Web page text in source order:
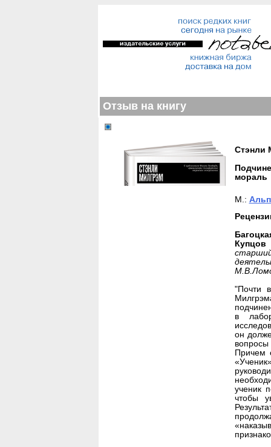
Отзыв на книгу
Стэнли
мораль
М.:
Купцов
"Почти
в
он
вопросы
Причем
ученик
чтобы